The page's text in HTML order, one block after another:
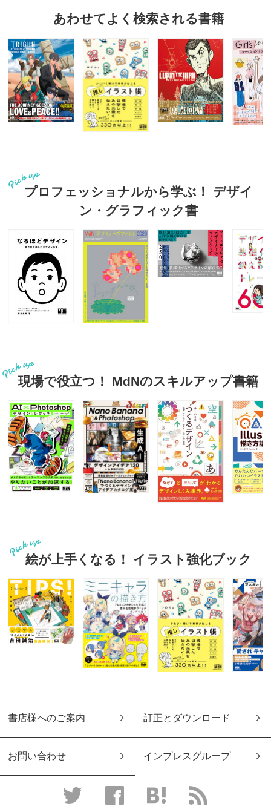
あわせてよく検索される書籍
プロフェッショナルから学ぶ！ デザイ
ン・グラフィック書
現場で役立つ！ MdNのスキルアップ書籍
絵が上手くなる！ イラスト強化ブック
書店様へのご案内 訂正とダウンロード
お問い合わせ インプレスグループ